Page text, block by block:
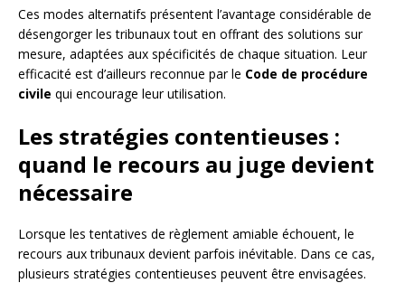
Ces modes alternatifs présentent l’avantage considérable de
désengorger les tribunaux tout en offrant des solutions sur
mesure, adaptées aux spécificités de chaque situation. Leur
efficacité est d’ailleurs reconnue par le Code de procédure
civile qui encourage leur utilisation.
Les stratégies contentieuses :
quand le recours au juge devient
nécessaire
Lorsque les tentatives de règlement amiable échouent, le
recours aux tribunaux devient parfois inévitable. Dans ce cas,
plusieurs stratégies contentieuses peuvent être envisagées.